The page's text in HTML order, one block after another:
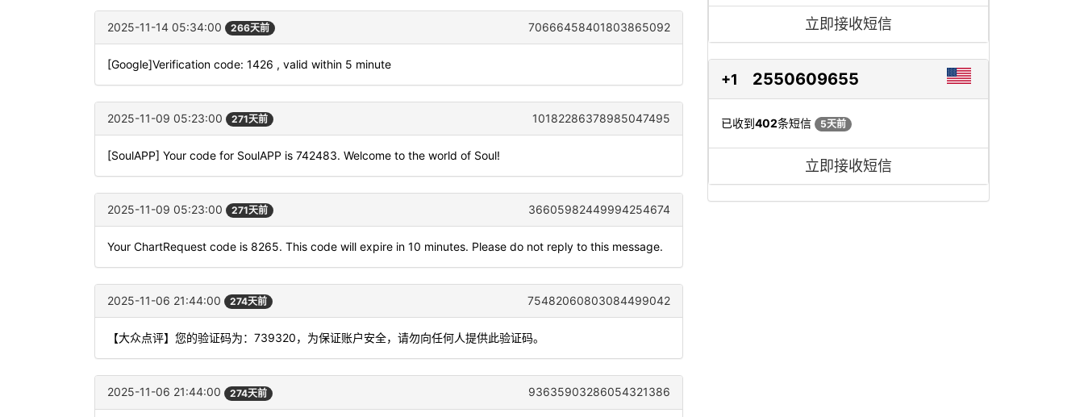
2025-11-14 05:34:00 266天前 70666458401803865092
[Google]Verification code: 1426 , valid within 5 minute
2025-11-09 05:23:00 271天前 10182286378985047495
[SoulAPP] Your code for SoulAPP is 742483. Welcome to the world of Soul!
2025-11-09 05:23:00 271天前 36605982449994254674
Your ChartRequest code is 8265. This code will expire in 10 minutes. Please do not reply to this message.
2025-11-06 21:44:00 274天前 75482060803084499042
【大众点评】您的验证码为：739320，为保证账户安全，请勿向任何人提供此验证码。
2025-11-06 21:44:00 274天前 93635903286054321386
立即接收短信
+1 2550609655
已收到402条短信 5天前
立即接收短信